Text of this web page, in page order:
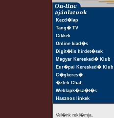
Kezd�lap
Tang� TV
Cikkek
Online kiad�s
Digit�lis hirdet�sek
Magyar Keresked� Klub
Eur�pai Keresked� Klub
C�gkeres�
�zleti Chat!
Weblapk�sz�t�s
Hasznos linkek
Vel�nk rekl�mja,